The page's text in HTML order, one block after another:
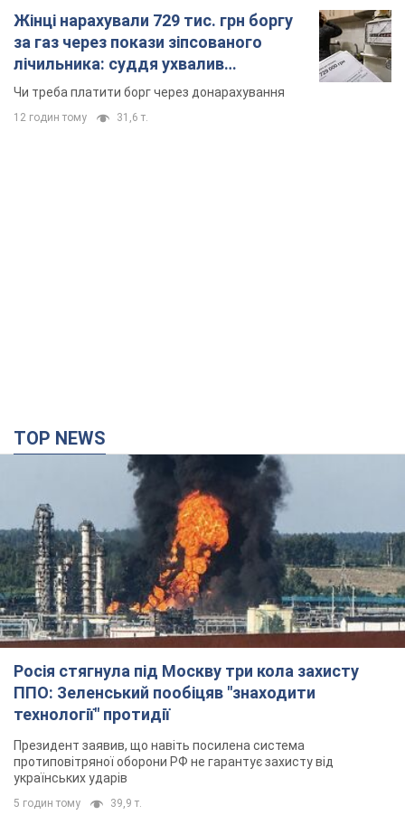
Жінці нарахували 729 тис. грн боргу
за газ через покази зіпсованого
лічильника: суддя ухвалив
неочікуване рішення
Чи треба платити борг через донарахування
12 годин тому 31,6 т.
TOP NEWS
Росія стягнула під Москву три кола захисту
ППО: Зеленський пообіцяв "знаходити
технології" протидії
Президент заявив, що навіть посилена система
протиповітряної оборони РФ не гарантує захисту від
українських ударів
5 годин тому 39,9 т.